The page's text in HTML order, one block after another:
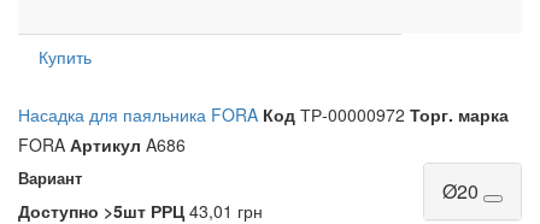
Купить
Насадка для паяльника FORA Код ТР-00000972 Торг. марка
FORA Артикул A686
Вариант Ø20
Доступно >5шт РРЦ43,01 грн